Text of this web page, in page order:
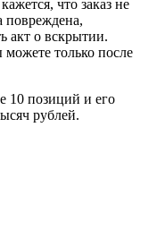
что заказ не
повреждена,
акт о вскрытии.
можете только после
10 позиций и его
рублей.